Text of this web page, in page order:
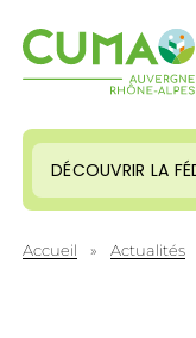
DÉCOUVRIR LA
Accueil » Actualités